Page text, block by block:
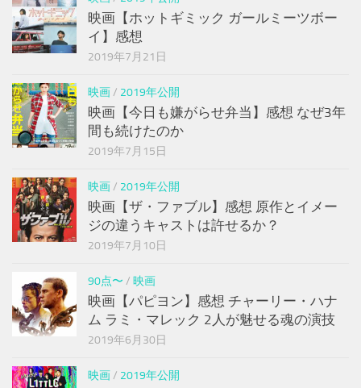
映画【ホットギミック ガールミーツボー
イ】感想
2019年7月21日
映画/ 2019年公開
映画【今日も嫌がらせ弁当】感想 なぜ3年
間も続けたのか
2019年7月15日
映画/ 2019年公開
映画【ザ・ファブル】感想 原作とイメー
ジの違うキャストは許せるか？
2019年7月10日
90点〜 / 映画
映画【パピヨン】感想 チャーリー・ハナ
ム ラミ・マレック 2人が魅せる魂の演技
2019年6月30日
映画/ 2019年公開